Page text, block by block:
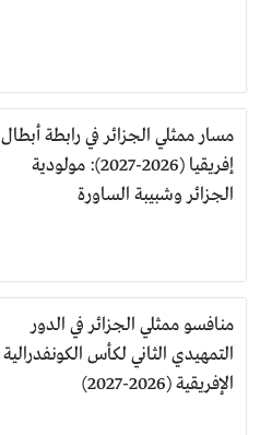
مسار ممثلي الجزائر في رابطة أبطال
إفريقيا (2026-2027): مولودية
الجزائر وشبيبة الساورة
منافسو ممثلي الجزائر في الدور
التمهيدي الثاني لكأس الكونفدرالية
الإفريقية (2026-2027)